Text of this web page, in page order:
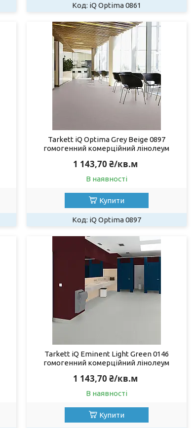
iQ Optima 0861
Tarkett iQ Optima Grey Beige 0897
гомогенний комерційний лінолеум
1 143,70 ₴/кв.м
В наявності
Купити
iQ Optima 0897
Tarkett iQ Eminent Light Green 0146
гомогенний комерційний лінолеум
1 143,70 ₴/кв.м
В наявності
Купити